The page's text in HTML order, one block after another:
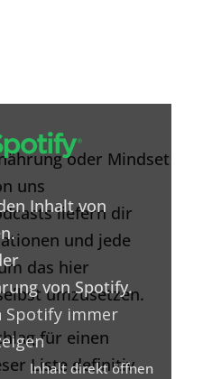
Inhalt von
von Spotify.
Spotify immer
Inhalt direkt öffnen
oder Mindset
uns
liefern dir
und jede
das hier
umzusetzen.
für einen
Liste definitiv